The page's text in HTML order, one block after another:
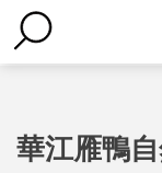
華江雁鴨